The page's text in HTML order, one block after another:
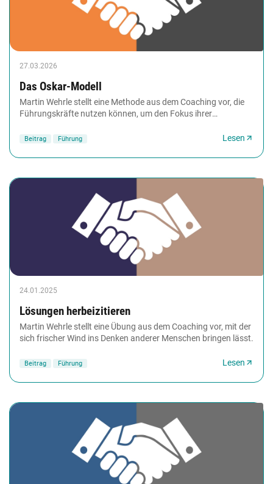
27.03.2026
Das Oskar-Modell
​Martin Wehrle stellt eine Methode aus dem Coaching vor, die
Führungskräfte nutzen können, um den Fokus ihrer
Beitrag Führung Lesen
24.01.2025
Lösungen herbeizitieren
Martin Wehrle stellt eine Übung aus dem Coaching vor, mit der
sich frischer Wind ins Denken anderer Menschen bringen lässt.
Beitrag Führung Lesen